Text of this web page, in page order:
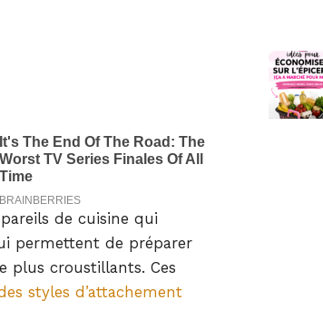
de cuisine qui
permettent de préparer
plus croustillants. Ces
styles d’attachement